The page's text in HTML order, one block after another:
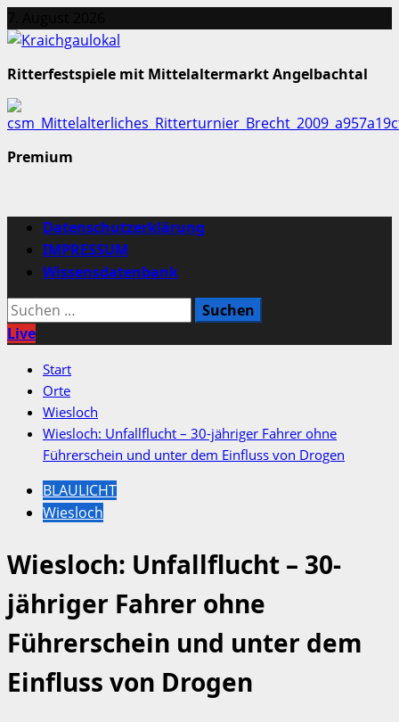
Inhalt
Ritterfestspiele mit Mittelaltermarkt Angelbachtal
Premium
Primäres
Menü
Datenschutzerklärung
IMPRESSUM
Wissensdatenbank
Suchen
nach:
Live
Start
Orte
Wiesloch
Wiesloch: Unfallflucht – 30-jähriger Fahrer ohne
Führerschein und unter dem Einfluss von Drogen
BLAULICHT
Wiesloch
Wiesloch: Unfallflucht – 30-
jähriger Fahrer ohne
Führerschein und unter dem
Einfluss von Drogen